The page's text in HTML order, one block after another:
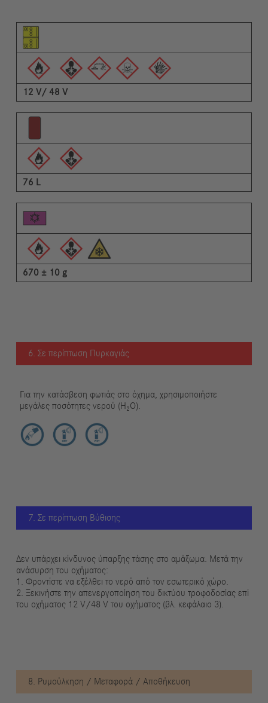
Εικονόγραμμα του στοιχείου
Εικονογράμματα των προειδοποιήσεων
Περιγραφή
12 V/ 48 V
76 L
670 ± 10 g
6. Σε περίπτωση Πυρκαγιάς
Για την κατάσβεση φωτιάς στο όχημα, χρησιμοποιήστε
μεγάλες ποσότητες νερού (H₂O).
7. Σε περίπτωση Βύθισης
Δεν υπάρχει κίνδυνος ύπαρξης τάσης στο αμάξωμα. Μετά την
ανάσυρση του οχήματος:
1. Φροντίστε να εξέλθει το νερό από τον εσωτερικό χώρο.
2. Ξεκινήστε την απενεργοποίηση του δικτύου τροφοδοσίας επί
του οχήματος 12 V/48 V του οχήματος (βλ. κεφάλαιο 3).
8. Ρυμούλκηση / Μεταφορά / Αποθήκευση